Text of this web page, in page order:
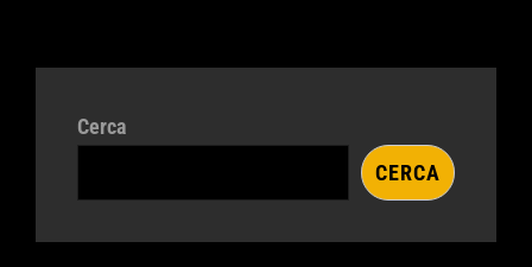
Concert
Cerca
CERCA